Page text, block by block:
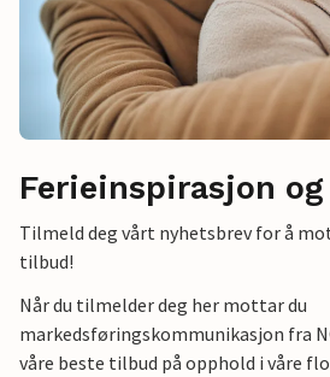
Ferieinspirasjon
Tilmeld deg vårt nyhetsbrev for å
tilbud!
Når du tilmelder deg her mottar du
markedsføringskommunikasjon fra
våre beste tilbud på opphold i våre